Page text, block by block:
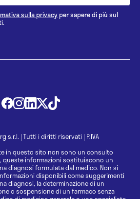
sulla privacyper sapere di più sul
s.r.l. | Tutti i diritti riservati | P.IVA
in questo sito non sono un consulto
queste informazioni sostituiscono un
diagnosi formulata dal medico. Non si
disponibili come suggerimenti
diagnosi, la determinazione di un
o sospensione di un farmaco senza